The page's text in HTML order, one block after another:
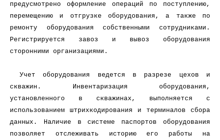
предусмотрено оформление операций по поступлению,
перемещению и отгрузке оборудования, а также по
ремонту оборудования собственными сотрудниками.
Регистрируется завоз и вывоз оборудования
сторонними организациями.
Учет оборудования ведется в разрезе цехов и
скважин. Инвентаризация оборудования,
установленного в скважинах, выполняется с
использованием штрихкодирования и терминалов сбора
данных. Наличие в системе паспортов оборудования
позволяет отслеживать историю его работы на